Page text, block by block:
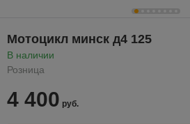
Мотоцикл минск д4 125
В наличии
Розница
4 400 руб.